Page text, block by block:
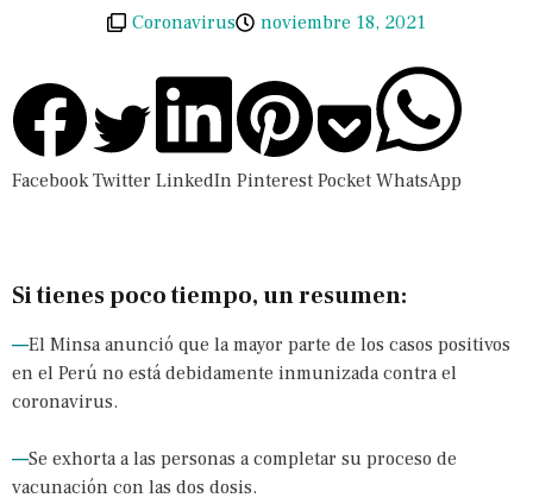
Coronavirus noviembre 18, 2021
Facebook Twitter LinkedIn Pinterest Pocket WhatsApp
Si tienes poco tiempo, un resumen:
—El Minsa anunció que la mayor parte de los casos positivos
en el Perú no está debidamente inmunizada contra el
coronavirus.
—Se exhorta a las personas a completar su proceso de
vacunación con las dos dosis.